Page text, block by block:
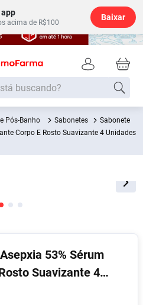
acima de R$100
Baixar
Pós-Banho Sabonetes
Sabonete
Corpo E Rosto Suavizante 4 Unidades
53% Sérum
Suavizante 4